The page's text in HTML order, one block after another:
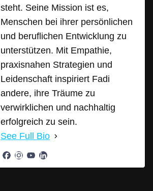
steht. Seine Mission ist es,
Menschen bei ihrer persönlichen
und beruflichen Entwicklung zu
unterstützen. Mit Empathie,
praxisnahen Strategien und
Leidenschaft inspiriert Fadi
andere, ihre Träume zu
verwirklichen und nachhaltig
erfolgreich zu sein.
See Full Bio